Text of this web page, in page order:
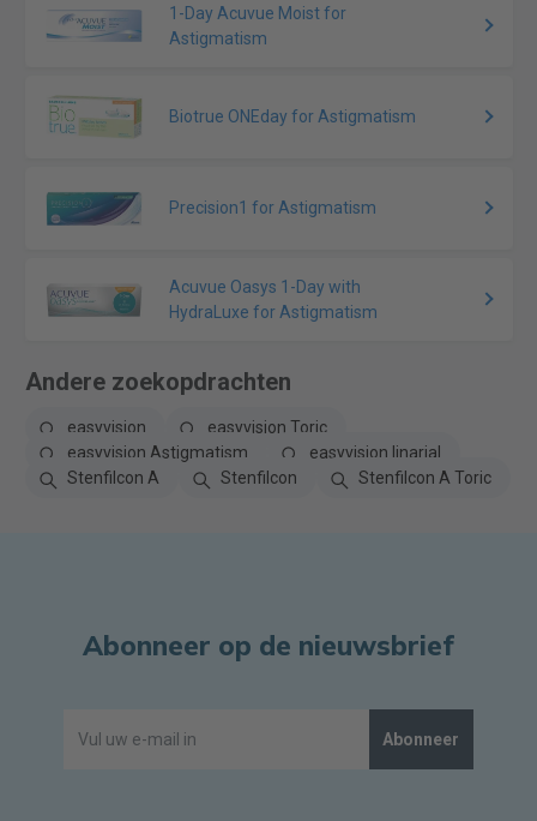
1-Day Acuvue Moist for
Astigmatism
Biotrue ONEday for Astigmatism
Precision1 for Astigmatism
Acuvue Oasys 1-Day with
HydraLuxe for Astigmatism
Andere zoekopdrachten
easyvision
easyvision Toric
easyvision Astigmatism
easyvision linarial
Stenfilcon A
Stenfilcon Stenfilcon A Toric
Abonneer op de nieuwsbrief
Abonneer